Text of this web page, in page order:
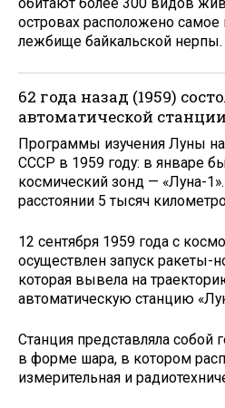
обитают более 300 видов
островах расположено самое
лежбище байкальской нерпы.
62 года назад (1959)
автоматической
Программы изучения Луны
СССР в 1959 году: в январе
космический зонд — «Луна-
расстоянии 5 тысяч
12 сентября 1959 года с
осуществлен запуск ракеты-
которая вывела на
автоматическую станцию
Станция представляла собой
в форме шара, в котором
измерительная и